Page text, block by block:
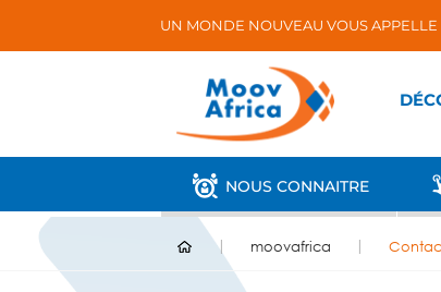
UN MONDE NOUVEAU VOUS APPELLE
NOUS CONNAITRE
moovafrica